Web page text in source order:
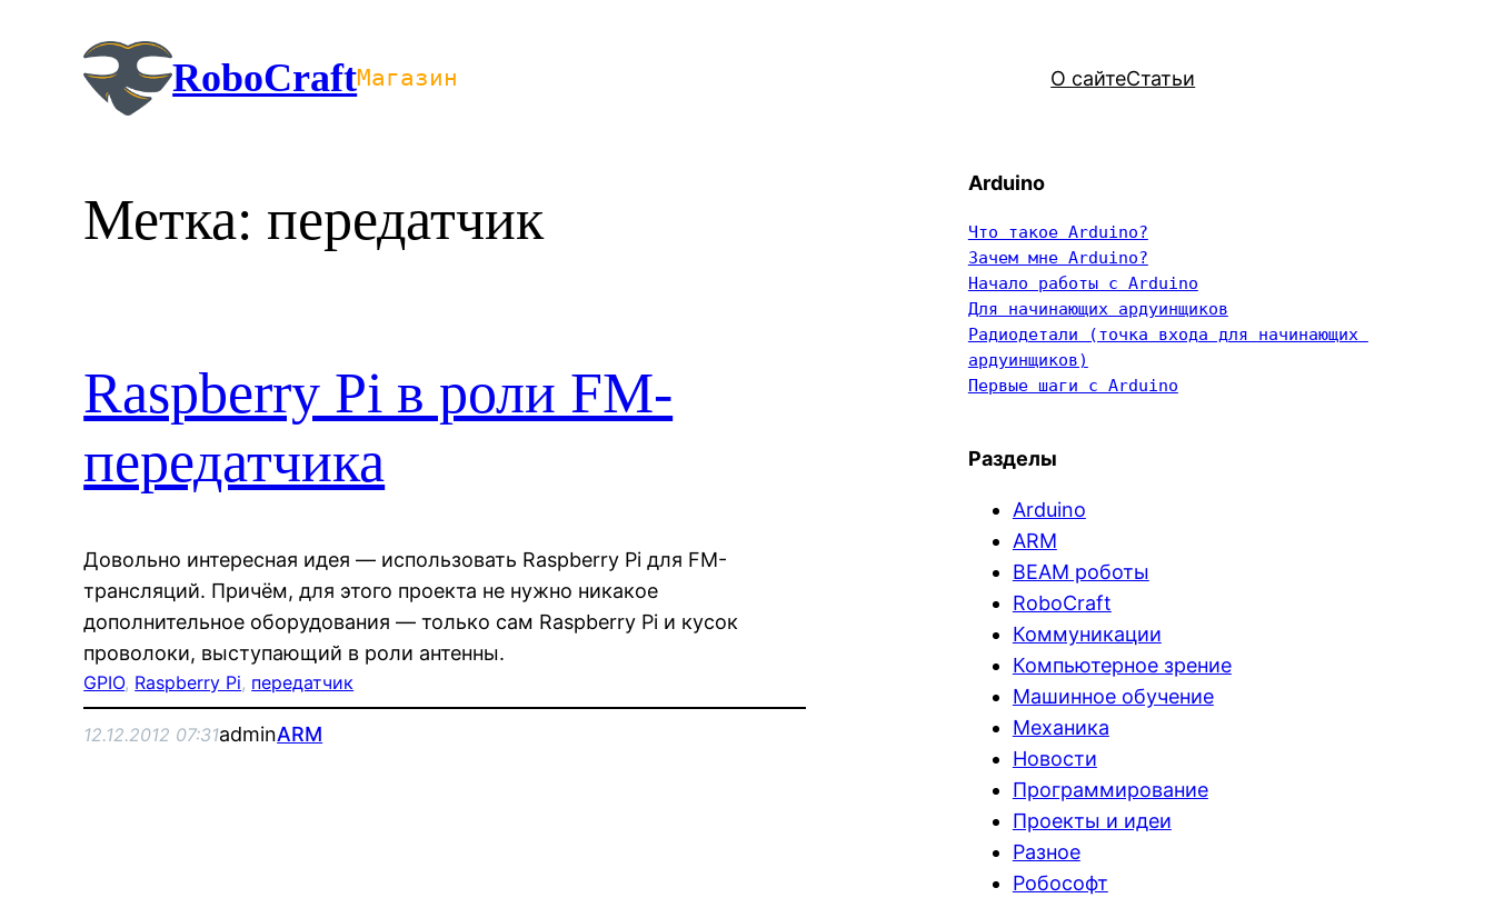
содержимому
RoboCraftМагазин О сайтеСтатьи
Метка: передатчик
Raspberry Pi в роли FM-
передатчика
Довольно интересная идея — использовать Raspberry Pi для FM-
трансляций. Причём, для этого проекта не нужно никакое
дополнительное оборудования — только сам Raspberry Pi и кусок
проволоки, выступающий в роли антенны.
GPIO, Raspberry Pi, передатчик
12.12.2012 07:31adminARM
Arduino
Что такое Arduino?
Зачем мне Arduino?
Начало работы с Arduino
Для начинающих ардуинщиков
Радиодетали (точка входа для начинающих
ардуинщиков)
Первые шаги с Arduino
Разделы
Arduino
ARM
BEAM роботы
RoboCraft
Коммуникации
Компьютерное зрение
Машинное обучение
Механика
Новости
Программирование
Проекты и идеи
Разное
Робософт